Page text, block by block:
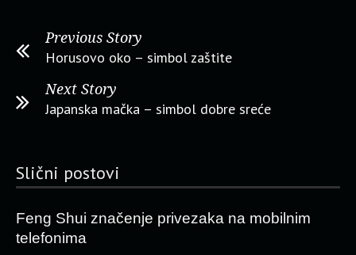
Previous Story
Horusovo oko – simbol zaštite
Next Story
Japanska mačka – simbol dobre sreće
Slični postovi
Feng Shui značenje privezaka na mobilnim
telefonima